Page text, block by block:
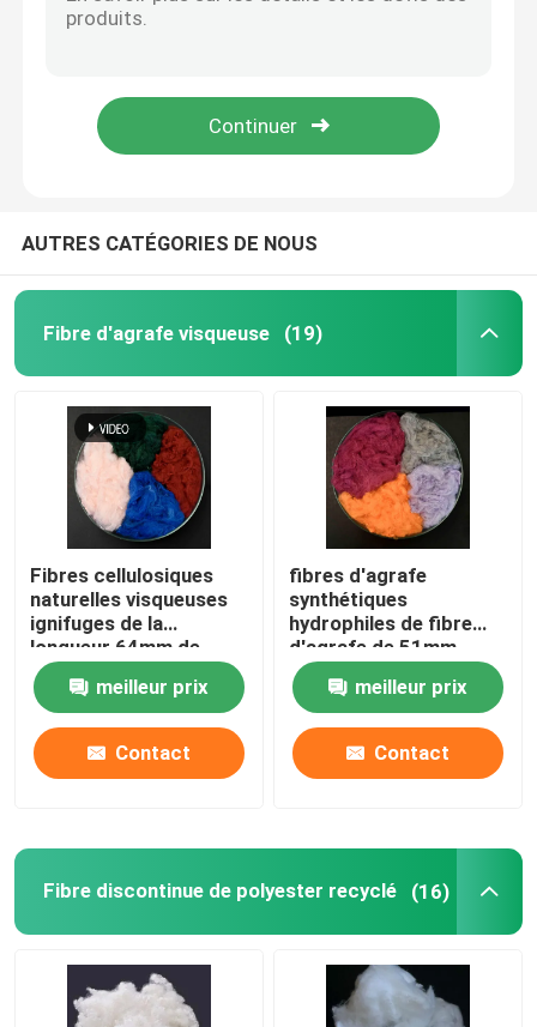
Fibre de polyester acoustique
Fibre de polyester ignifuge
Fibre discontinue de polyesters conjuguée creuse
Fibre discontinue de polyesters de Vierge
Fibre d'acide polylactique
Fibre à faible point de fusion
tissu non tissé de polypropylène
Chiffon de nettoyage en microfibre
Chiffon de nettoyage non-tissé
AUTRES CATÉGORIES DE NOUS
Fibre d'agrafe visqueuse (19)
Fibres cellulosiques
naturelles visqueuses
ignifuges de la
longueur 64mm de
fibre d'agrafe
meilleur prix
Contact
fibres d'agrafe
synthétiques
hydrophiles de fibre
d'agrafe de 51mm
meilleur prix
Contact
Fibre discontinue de polyester recyclé (16)